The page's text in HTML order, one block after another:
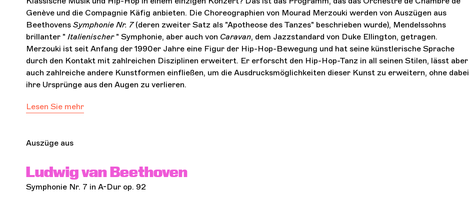
Genève und die Compagnie Käfig anbieten. Die Choreographien von Mourad Merzouki werden von Auszügen aus
BeethovensSymphonie Nr. 7(deren zweiter Satz als "Apotheose des Tanzes" beschrieben wurde), Mendelssohns
brillanter " Italienischer" Symphonie, aber auch von Caravan, dem Jazzstandard von Duke Ellington, getragen.
Merzouki ist seit Anfang der 1990er Jahre eine Figur der Hip-Hop-Bewegung und hat seine künstlerische Sprache
durch den Kontakt mit zahlreichen Disziplinen erweitert. Er erforscht den Hip-Hop-Tanz in all seinen Stilen, lässt aber
auch zahlreiche andere Kunstformen einfließen, um die Ausdrucksmöglichkeiten dieser Kunst zu erweitern, ohne dabei
ihre Ursprünge aus den Augen zu verlieren.
Lesen Sie mehr
Auszüge aus
Ludwig van Beethoven
Symphonie Nr. 7 in A-Dur op. 92